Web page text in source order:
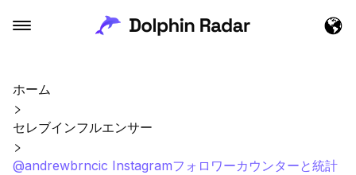
ホーム
セレブインフルエンサー
@andrewbrncic Instagramフォロワーカウンターと統計